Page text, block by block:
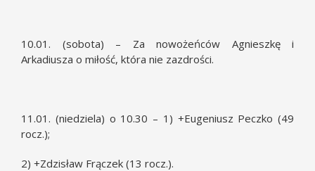
10.01. (sobota) – Za nowożeńców Agnieszkę i
Arkadiusza o miłość, która nie zazdrości.
11.01. (niedziela) o 10.30 – 1) +Eugeniusz Peczko (49
rocz.);
2) +Zdzisław Frączek (13 rocz.).